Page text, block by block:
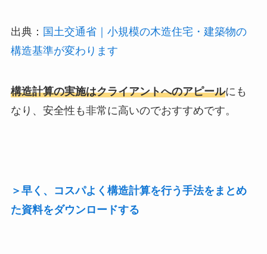
出典： 国土交通省｜小規模の木造住宅・建築物の
構造基準が変わります
構造計算の実施はクライアントへのアピールにも
なり、安全性も非常に高いのでおすすめです。
＞早く、コスパよく構造計算を行う手法をまとめ
た資料をダウンロードする